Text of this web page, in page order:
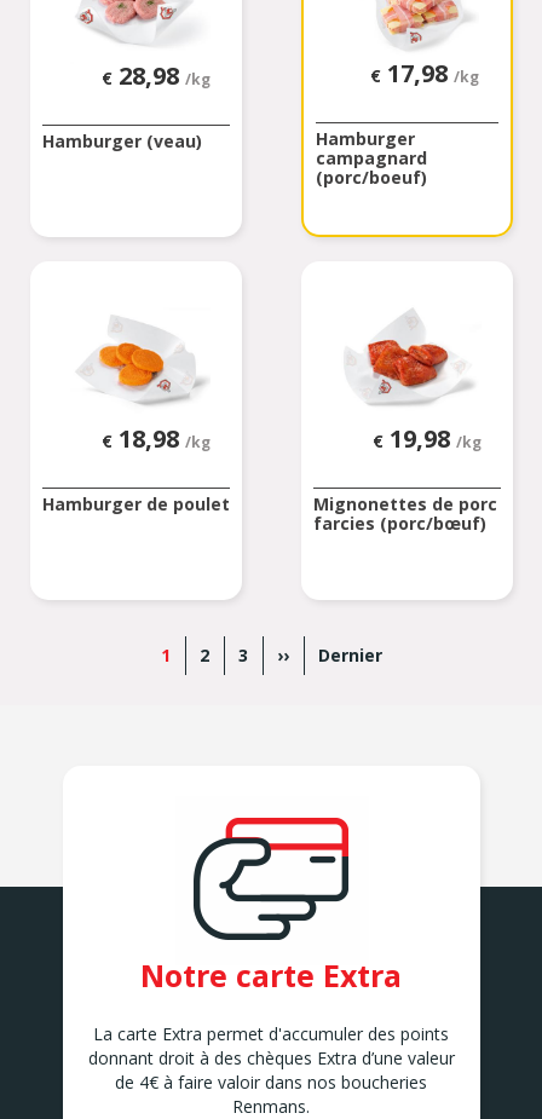
€ 28,98 /kg
Hamburger (veau)
€ 17,98 /kg
Hamburger
campagnard
(porc/boeuf)
€ 18,98 /kg
Hamburger de poulet
€ 19,98 /kg
Mignonettes de porc
farcies (porc/bœuf)
Page
actuelle
1 Page
2 Page
3
Page
suivante
››
Dernière
Dernier
Notre carte Extra
La carte Extra permet d'accumuler des points
donnant droit à des chèques Extra d’une valeur
de 4€ à faire valoir dans nos boucheries
Renmans.